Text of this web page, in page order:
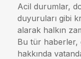
Acil durumlar,
duyuruları gibi
alarak halkın
Bu tür haberler,
hakkında